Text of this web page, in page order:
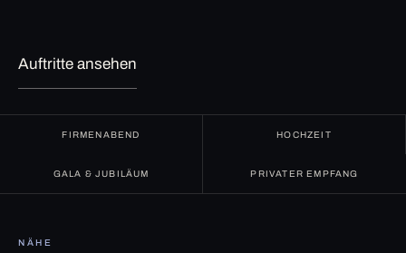
Auftritte ansehen
FIRMENABEND HOCHZEIT
GALA & JUBILÄUM PRIVATER EMPFANG
NÄHE